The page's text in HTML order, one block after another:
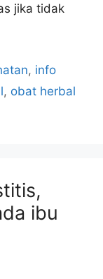
jika tidak
, info
, obat herbal
ibu